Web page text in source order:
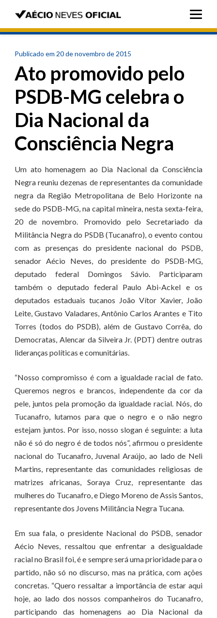
Publicado em 20 de novembro de 2015
Ato promovido pelo
PSDB-MG celebra o
Dia Nacional da
Consciência Negra
Um ato homenagem ao Dia Nacional da Consciência
Negra reuniu dezenas de representantes da comunidade
negra da Região Metropolitana de Belo Horizonte na
sede do PSDB-MG, na capital mineira, nesta sexta-feira,
20 de novembro. Promovido pelo Secretariado da
Militância Negra do PSDB (Tucanafro), o evento contou
com as presenças do presidente nacional do PSDB,
senador Aécio Neves, do presidente do PSDB-MG,
deputado federal Domingos Sávio. Participaram
também o deputado federal Paulo Abi-Ackel e os
deputados estaduais tucanos João Vítor Xavier, João
Leite, Gustavo Valadares, Antônio Carlos Arantes e Tito
Torres (todos do PSDB), além de Gustavo Corrêa, do
Democratas, Alencar da Silveira Jr. (PDT) dentre outras
lideranças políticas e comunitárias.
“Nosso compromisso é com a igualdade racial de fato.
Queremos negros e brancos, independente da cor da
pele, juntos pela promoção da igualdade racial. Nós, do
Tucanafro, lutamos para que o negro e o não negro
estejam juntos. Por isso, nosso slogan é seguinte: a luta
não é só do negro é de todos nós”, afirmou o presidente
nacional do Tucanafro, Juvenal Araújo, ao lado de Neli
Martins, representante das comunidades religiosas de
matrizes africanas, Soraya Cruz, representante das
mulheres do Tucanafro, e Diego Moreno de Assis Santos,
representante dos Jovens Militância Negra Tucana.
Em sua fala, o presidente Nacional do PSDB, senador
Aécio Neves, ressaltou que enfrentar a desigualdade
racial no Brasil foi, é e sempre será uma prioridade para o
partido, não só no discurso, mas na prática, com ações
concretas. “Quero ressaltar a importância de estar aqui
hoje, ao lado dos nossos companheiros do Tucanafro,
participando das homenagens ao Dia Nacional da